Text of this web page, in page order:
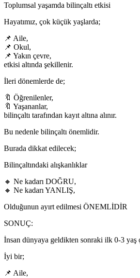
Toplumsal yaşamda bilinçaltı etkisi
Hayatımız, çok küçük yaşlarda;
📌 Aile,
📌 Okul,
📌 Yakın çevre,
etkisi altında şekillenir.
İleri dönemlerde de;
🔖 Öğrenilenler,
🔖 Yaşananlar,
bilinçaltı tarafından kayıt altına alınır.
Bu nedenle bilinçaltı önemlidir.
Burada dikkat edilecek;
Bilinçaltındaki alışkanlıklar
🔸 Ne kadarı DOĞRU,
🔸 Ne kadarı YANLIŞ,
Olduğunun ayırt edilmesi ÖNEMLİDİR
SONUÇ:
İnsan dünyaya geldikten sonraki ilk 0-3 yaş
İyi bir;
📌 Aile,